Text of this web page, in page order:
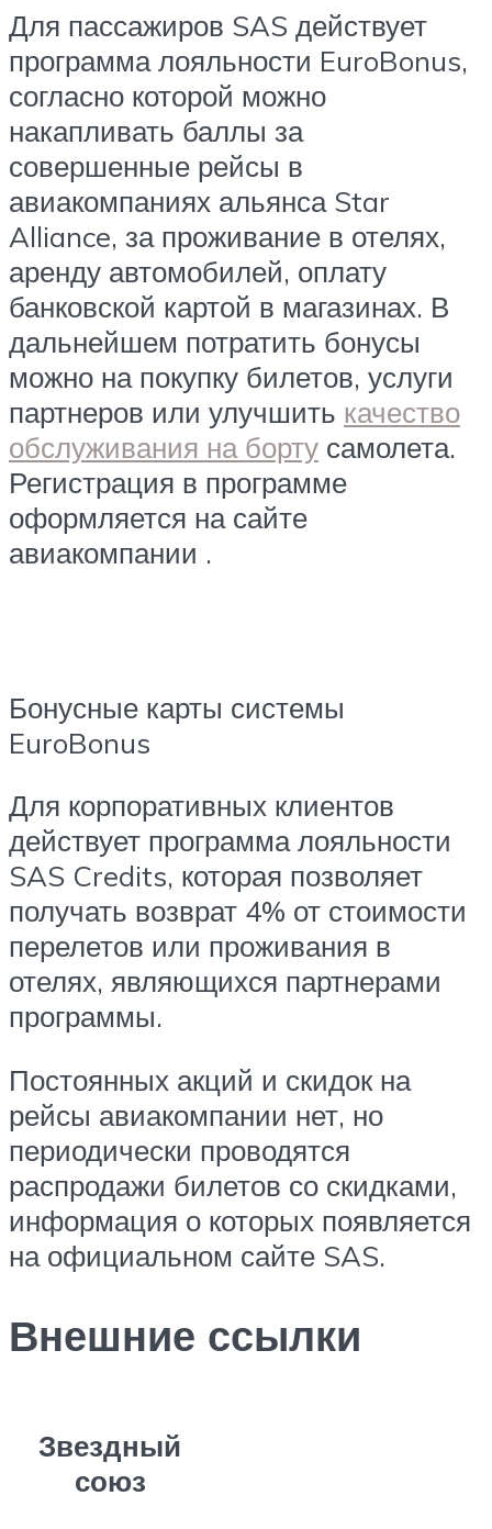
Для пассажиров SAS действует
программа лояльности EuroBonus,
согласно которой можно
накапливать баллы за
совершенные рейсы в
авиакомпаниях альянса Star
Alliance, за проживание в отелях,
аренду автомобилей, оплату
банковской картой в магазинах. В
дальнейшем потратить бонусы
можно на покупку билетов, услуги
партнеров или улучшить качество
обслуживания на борту самолета.
Регистрация в программе
оформляется на сайте
авиакомпании .
Бонусные карты системы
EuroBonus
Для корпоративных клиентов
действует программа лояльности
SAS Credits, которая позволяет
получать возврат 4% от стоимости
перелетов или проживания в
отелях, являющихся партнерами
программы.
Постоянных акций и скидок на
рейсы авиакомпании нет, но
периодически проводятся
распродажи билетов со скидками,
информация о которых появляется
на официальном сайте SAS.
Внешние ссылки
Звездный
союз